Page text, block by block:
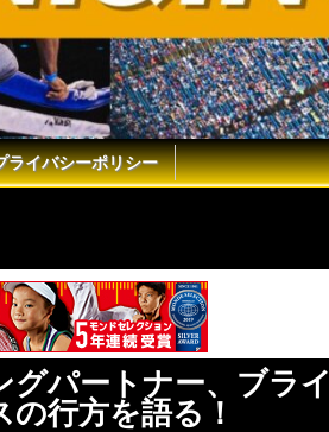
ライバシーポリシー
グパートナー、ブライ
行方を語る！